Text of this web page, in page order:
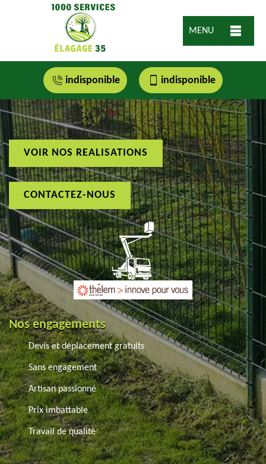
MENU
indisponible indisponible
VOIR NOS REALISATIONS
CONTACTEZ-NOUS
Nos engagements
Devis et déplacement gratuits
Sans engagement
Artisan passionné
Prix imbattable
Travail de qualité